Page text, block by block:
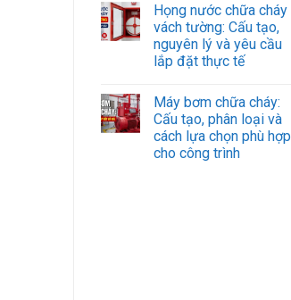
Họng nước chữa cháy
vách tường: Cấu tạo,
nguyên lý và yêu cầu
lắp đặt thực tế
Máy bơm chữa cháy:
Cấu tạo, phân loại và
cách lựa chọn phù hợp
cho công trình